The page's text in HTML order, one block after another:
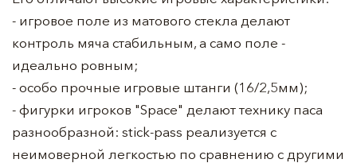
- игровое поле из матового стекла делают
контроль мяча стабильным, а само поле -
идеально ровным;
- особо прочные игровые штанги (16/2,5мм);
- фигурки игроков "Space" делают технику паса
разнообразной: stick-pass реализуется с
неимоверной легкостью по сравнению с другими